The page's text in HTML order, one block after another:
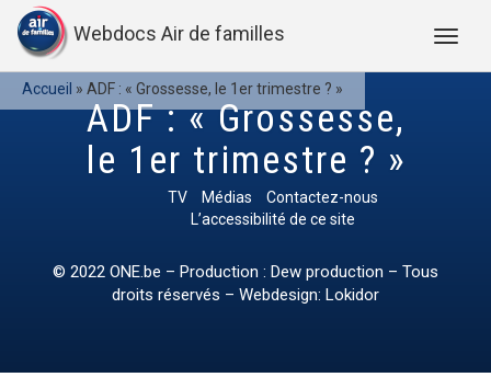
Webdocs Air de familles
Accueil » ADF : « Grossesse, le 1er trimestre ? »
ADF : « Grossesse,
le 1er trimestre ? »
TV Médias
Contactez-nous
L’accessibilité de ce site
© 2022 ONE.be – Production : Dew production – Tous
droits réservés – Webdesign: Lokidor